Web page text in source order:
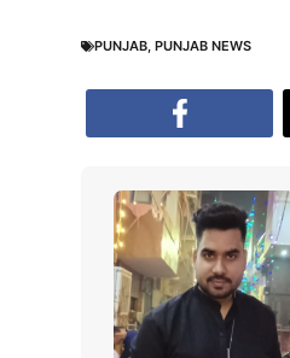
PUNJAB, PUNJAB NEWS